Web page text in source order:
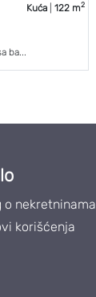
Kuća| 122 m2
ba...
o nekretninama
korišćenja